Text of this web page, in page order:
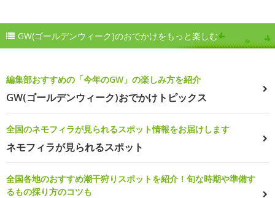
GW(ゴールデンウィーク)のおでかけをもっと楽しむ
編集部おすすめの「今年のGW」の楽しみ方を紹介
GW(ゴールデンウィーク)おでかけトピックス
全国のネモフィラが見られるスポット情報をお届けします
ネモフィラが見られるスポット
全国各地のおすすめ潮干狩りスポットを紹介！旬な時期や準備す
るもの採り方のコツも